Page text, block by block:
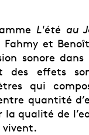
L'été au
Fahmy et
sonore
des effets
qui
quantité
la qualité de
vivent.